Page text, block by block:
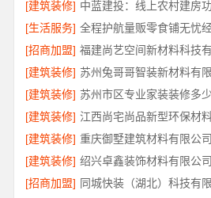
[建筑装修] 中蓝建投：线上农村建房
[生活服务]
[招商加盟]
[建筑装修]
[建筑装修] 苏州市区专业家装装修多
[建筑装修]
[建筑装修] 重庆御墅建筑材料有限公
[建筑装修]
[招商加盟]